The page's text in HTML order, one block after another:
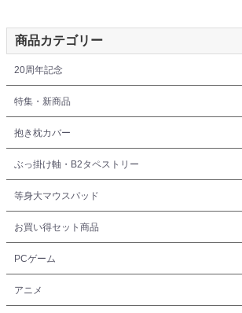
商品カテゴリー
20周年記念
特集・新商品
抱き枕カバー
ぶっ掛け軸・B2タペストリー
等身大マウスパッド
お買い得セット商品
PCゲーム
アニメ